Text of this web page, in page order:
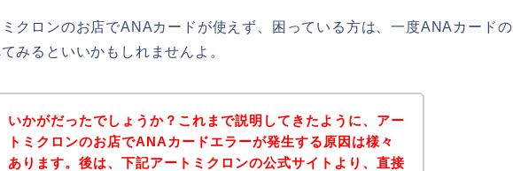
クロンのお店でANAカードが使えず、困っている方は、一度ANAカードの
みるといいかもしれませんよ。
いかがだったでしょうか？これまで説明してきたように、アー
トミクロンのお店でANAカードエラーが発生する原因は様々
あります。後は、下記アートミクロンの公式サイトより、直接